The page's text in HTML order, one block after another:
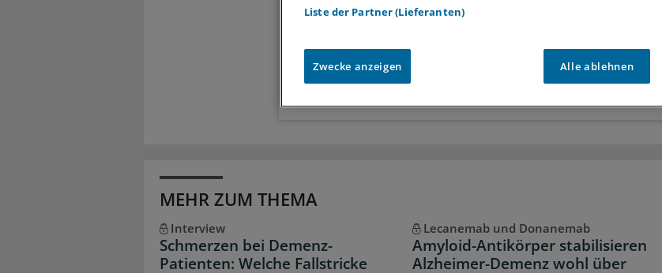
Zugriff auf alle
medizinischen Berichte und Kommentare
MEHR ZUM THEMA
Interview
Schmerzen bei Demenz-
Patienten: Welche Fallstricke
Lecanemab und Donanemab
Amyloid-Antikörper stabilisieren
Alzheimer-Demenz wohl über
Liste der Partner (Lieferanten)
Zwecke anzeigen Alle ablehnen